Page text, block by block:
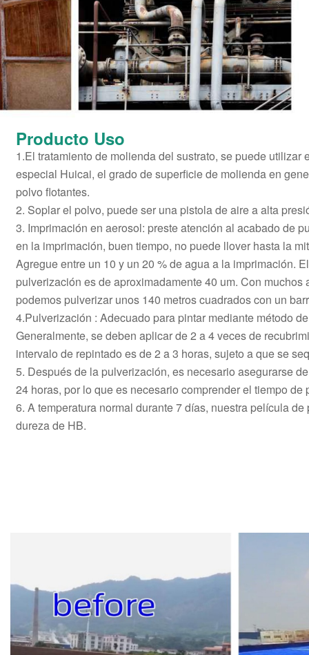
Producto Uso
1.El tratamiento de molienda del sustrato, se puede utilizar
especial Huicai, el grado de superficie de molienda en
polvo flotantes.
2. Soplar el polvo, puede ser una pistola de aire a alta
3. Imprimación en aerosol: preste atención al acabado de
en la imprimación, buen tiempo, no puede llover hasta la
Agregue entre un 10 y un 20 % de agua a la imprimación.
pulverización es de aproximadamente 40 um. Con muchos
podemos pulverizar unos 140 metros cuadrados con un
4.Pulverización : Adecuado para pintar mediante método
Generalmente, se deben aplicar de 2 a 4 veces de
intervalo de repintado es de 2 a 3 horas, sujeto a que se
5. Después de la pulverización, es necesario asegurarse
24 horas, por lo que es necesario comprender el tiempo de
6. A temperatura normal durante 7 días, nuestra película
dureza de HB.